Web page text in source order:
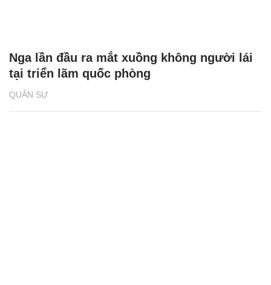
QUÂN SỰ
Nga lần đầu ra mắt xuồng không người lái
tại triển lãm quốc phòng